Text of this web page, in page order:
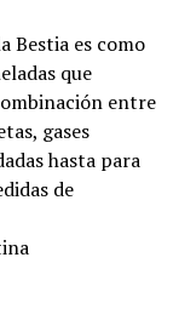
Bestia es como
que
entre
gases
hasta para
de